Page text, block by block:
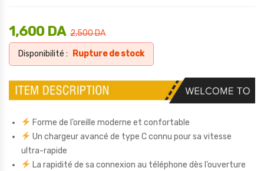
2,500DA
1,600 DA
Disponibilité : Rupture de stock
Forme de l’oreille moderne et confortable
Un chargeur avancé de type C connu pour sa vitesse
ultra-rapide
La rapidité de sa connexion au téléphone dès l’ouverture